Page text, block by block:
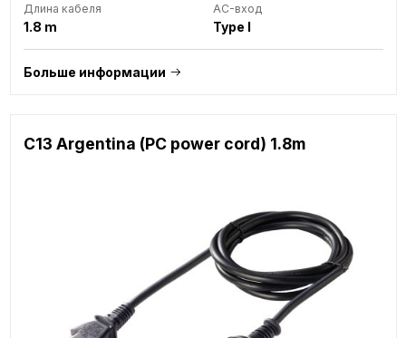
Длина кабеля
1.8 m
AC-вход
Type I
Больше информации
C13 Argentina (PC power cord) 1.8m